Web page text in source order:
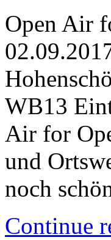
Open Air
WB13
Air for
und
noch
Continue